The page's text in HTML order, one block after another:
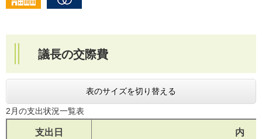
議長の交際費
表のサイズを切り替える
2月の支出状況一覧表
支出日 内